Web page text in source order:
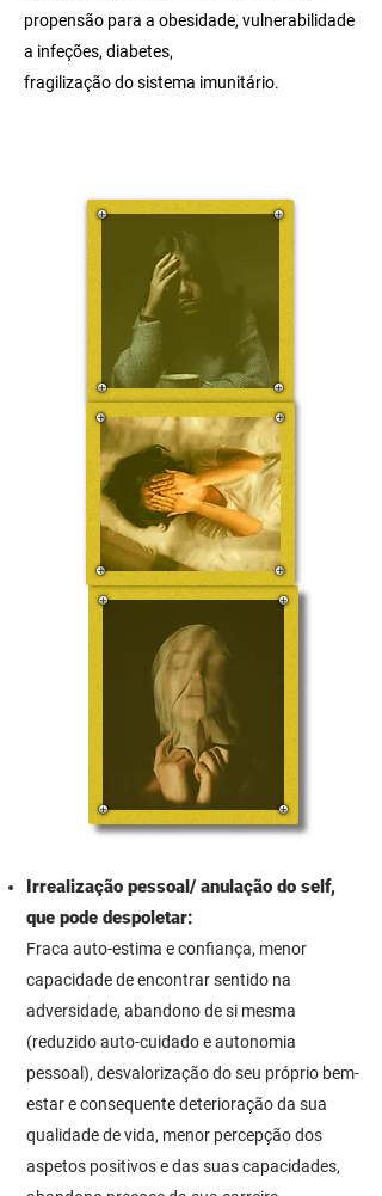
propensão para a obesidade, vulnerabilidade
a infeções, diabetes,
fragilizaçãodo sistema imunitário.
Irrealização pessoal/ anulação do self,
que pode despoletar:
Fraca auto-estima e confiança, menor
capacidade de encontrar sentido na
adversidade, abandono de si mesma
(reduzido auto-cuidado e autonomia
pessoal), desvalorização do seu próprio bem-
estar e consequente deterioraçãoda sua
qualidade de vida, menor percepção dos
aspetos positivos e das suas capacidades,